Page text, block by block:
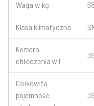
Waga w kg
Klasa klimatyczna
Komora
chłodzenia w l
Całkowita
pojemność